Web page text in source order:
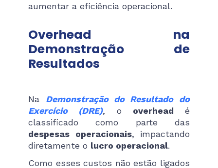
aumentar a eficiência operacional.
Overhead na
Demonstração de
Resultados
Na Demonstração do Resultado do
Exercício (DRE), o overhead é
classificado como parte das
despesas operacionais, impactando
diretamente o lucro operacional.
Como esses custos não estão ligados